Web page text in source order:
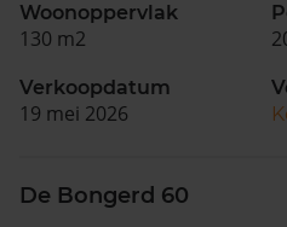
Woonoppervlak
130 m2
Verkoopdatum
19 mei 2026
De Bongerd 60